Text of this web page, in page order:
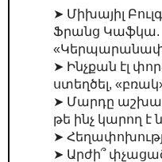
➤ Միխայիլ
Ֆրանց Կաֆկա.
➤ Ինչքան էլ
ստեղծել,
➤ Մարդը
թե ինչ կարող է
➤
➤ Արժի՞